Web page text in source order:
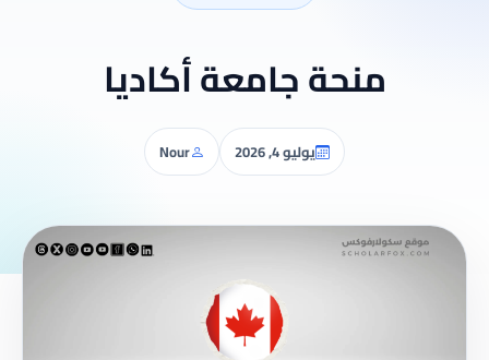
منحة جامعة أكاديا
يوليو 4, 2026 Nour